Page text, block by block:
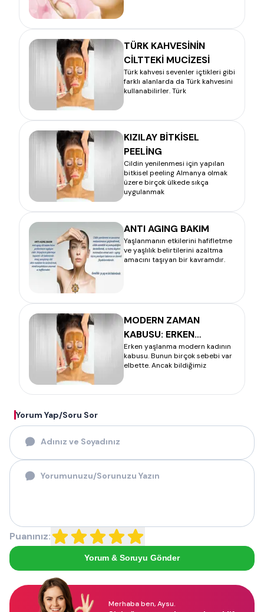
TÜRK KAHVESİNİN
CİLTTEKİ MUCİZESİ
Türk kahvesi sevenler içtikleri gibi
farklı alanlarda da Türk kahvesini
kullanabilirler. Türk
KIZILAY BİTKİSEL
PEELİNG
Cildin yenilenmesi için yapılan
bitkisel peeling Almanya olmak
üzere birçok ülkede sıkça
uygulanmak
ANTI AGING BAKIM
Yaşlanmanın etkilerini hafifletme
ve yaşlılık belirtilerini azaltma
amacını taşıyan bir kavramdır.
MODERN ZAMAN
KABUSU: ERKEN
YAŞLANMA – CİLT
BAKIMI
Erken yaşlanma modern kadının
kabusu. Bunun birçok sebebi var
elbette. Ancak bildiğimiz
Yorum Yap/Soru Sor
Puanınız:
Yorum & Soruyu Gönder
Merhaba ben, Aysu.